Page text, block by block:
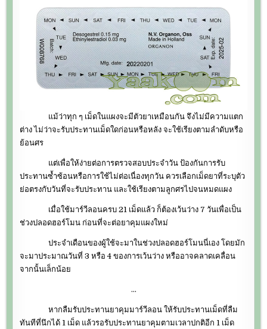
แม้ว่าทุก ๆ เม็ดในแผงจะมีตัวยาเหมือนกัน จึงไม่มีความแตก
ต่าง ไม่ว่าจะรับประทานเม็ดใดก่อนหรือหลัง จะใช้เรียงตามลำดับหรือ
ย้อนศร
แต่เพื่อให้ง่ายต่อการตรวจสอบประจำวัน ป้องกันการรับ
ประทานซ้ำซ้อนหรือการใช้ไม่ต่อเนื่องทุกวัน ควรเลือกเม็ดยาที่ระบุตัว
ย่อตรงกับวันที่จะรับประทาน และใช้เรียงตามลูกศรไปจนหมดแผง
เมื่อใช้มาร์วีลอนครบ 21 เม็ดแล้ว ก็ต้องเว้นว่าง 7 วันเพื่อเป็น
ช่วงปลอดฮอร์โมน ก่อนที่จะต่อยาคุมแผงใหม่
ประจำเดือนของผู้ใช้จะมาในช่วงปลอดฮอร์โมนนี่เอง โดยมัก
จะมาประมาณวันที่ 3 หรือ 4 ของการเว้นว่าง หรืออาจคลาดเคลื่อน
จากนั้นเล็กน้อย
…
หากลืมรับประทานยาคุมมาร์วีลอน ให้รับประทานเม็ดที่ลืม
ทันทีที่นึกได้ 1 เม็ด แล้วรอรับประทานยาคุมตามเวลาปกติอีก 1 เม็ด